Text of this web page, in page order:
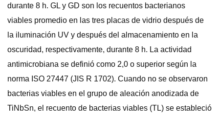
durante 8 h. GL y GD son los recuentos bacterianos
viables promedio en las tres placas de vidrio después de
la iluminación UV y después del almacenamiento en la
oscuridad, respectivamente, durante 8 h. La actividad
antimicrobiana se definió como 2,0 o superior según la
norma ISO 27447 (JIS R 1702). Cuando no se observaron
bacterias viables en el grupo de aleación anodizada de
TiNbSn, el recuento de bacterias viables (TL) se estableció